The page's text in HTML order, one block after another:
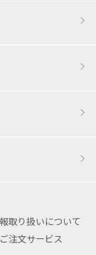
取り扱いについて
注文サービス